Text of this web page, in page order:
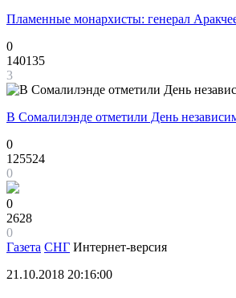
Пламенные монархисты: генерал
0
140135
3
В Сомалилэнде отметили День
0
125524
0
0
2628
0
Газета СНГ Интернет-версия
21.10.2018 20:16:00